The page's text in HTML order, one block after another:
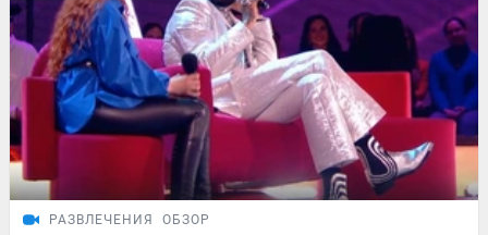
РАЗВЛЕЧЕНИЯ ОБЗОР